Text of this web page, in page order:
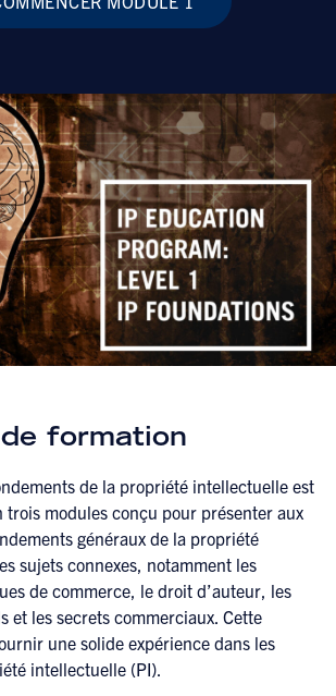
formation
de la propriété intellectuelle est
trois modules conçu pour présenter aux
généraux de la propriété
sujets connexes, notamment les
de commerce, le droit d’auteur, les
et les secrets commerciaux. Cette
une solide expérience dans les
intellectuelle (PI).